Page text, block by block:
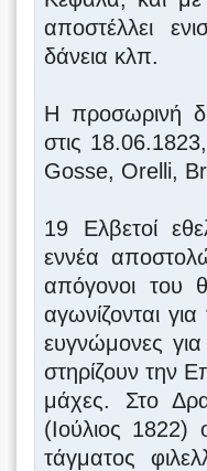
αποστέλλει
δάνεια κλπ.
Η προσωρινή
στις
Gosse, Orelli,
19 Ελβετοί
εννέα
απόγονοι του
αγωνίζονται
ευγνώμονες
στηρίζουν την
μάχες. Στο
(Ιούλιος
τάγματος